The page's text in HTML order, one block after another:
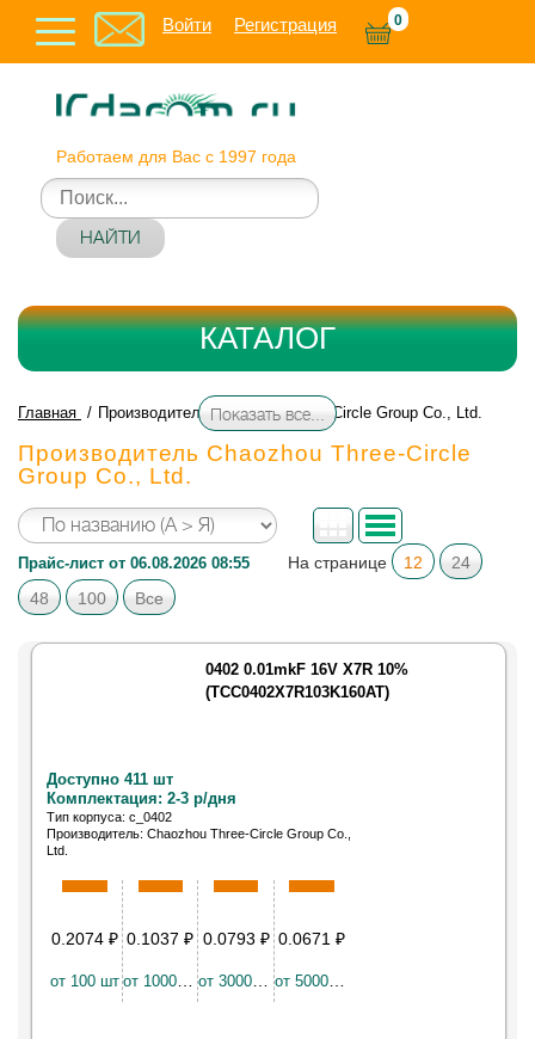
Войти Регистрация 0
Работаем для Вас с 1997 года
НАЙТИ
Главная Производитель Chaozhou Three-Circle Group Co., Ltd.
Производитель Chaozhou Three-Circle
Group Co., Ltd.
Прайс-лист от 06.08.2026 08:55 На странице 12
24
48
100 Все
0402 0.01mkF 16V X7R 10%
(TCC0402X7R103K160AT)
Доступно 411 шт
Комплектация: 2-3 р/дня
Тип корпуса: c_0402
Производитель: Chaozhou Three-Circle Group Co.,
Ltd.
0.01мкФ ±10% 16В
0.2074 ₽
от 100 шт
0.1037₽
от 10000 шт
0.0793 ₽
от 30000 шт
0.0671 ₽
от 50000 шт
КАТАЛОГ
Показать все...